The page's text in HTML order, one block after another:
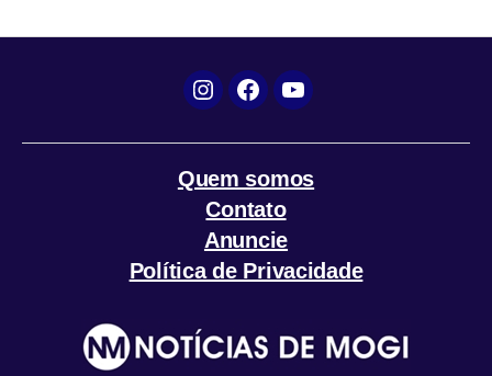
Instagram
FacebookYouTube
Quem somos
Contato
Anuncie
Política de Privacidade